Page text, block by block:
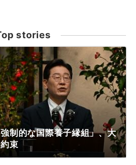
stories
制的な国際養子縁組」、大
束